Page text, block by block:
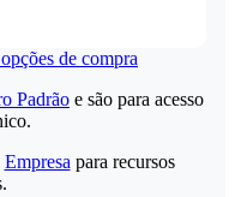
de compra
Padrão e são para acesso
Empresa para recursos